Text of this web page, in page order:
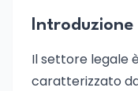
Introduzione
Il settore legale
caratterizzato